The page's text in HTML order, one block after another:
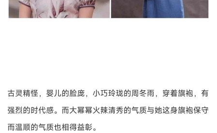
古灵精怪，婴儿的脸庞，小巧玲珑的周冬雨，穿着旗袍，有
强烈的时代感。而大幂幂火辣清秀的气质与她这身旗袍保守
而温顺的气质也相得益彰。